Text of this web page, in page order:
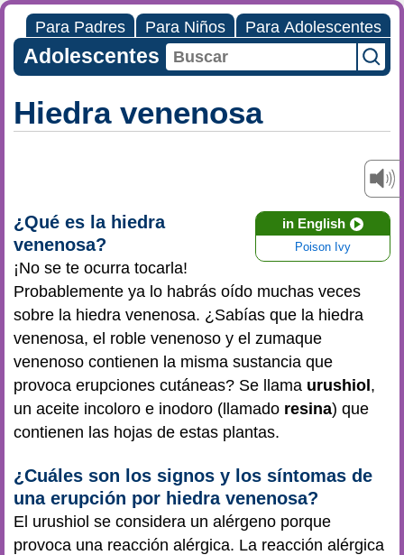
Para Padres Para Niños Para Adolescentes
Adolescentes
Hiedra venenosa
in English
Poison Ivy
¿Qué es la hiedra
venenosa?
¡No se te ocurra tocarla!
Probablemente ya lo habrás oído muchas veces
sobre la hiedra venenosa. ¿Sabías que la hiedra
venenosa, el roble venenoso y el zumaque
venenoso contienen la misma sustancia que
provoca erupciones cutáneas? Se llama urushiol ,
un aceite incoloro e inodoro (llamado resina) que
contienen las hojas de estas plantas.
¿Cuáles son los signos y los síntomas de
una erupción por hiedra venenosa?
El urushiol se considera un alérgeno porque
provoca una reacción alérgica. La reacción alérgica